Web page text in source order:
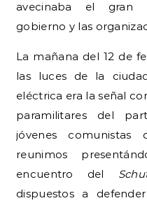
avecinaba el gran
gobierno y las
La mañana del 12 de
las luces de la
eléctrica era la señal
paramilitares del
jóvenes
reunimos
encuentro del
dispuestos a